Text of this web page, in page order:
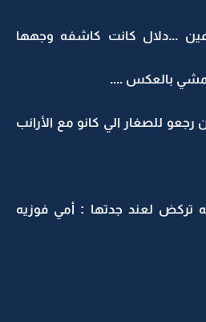
...دلال كانت كاشفه وجهها
بالعكس ....
للصغار الي كانو مع الأرانب
لعند جدتها : أمي فوزيه